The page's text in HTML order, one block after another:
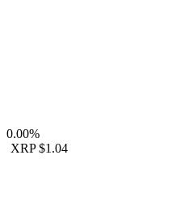
0.00%
XRP $1.04